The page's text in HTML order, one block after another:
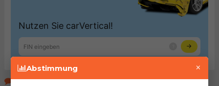
Kommentare der Seitenbeucher
Abstimmung ×